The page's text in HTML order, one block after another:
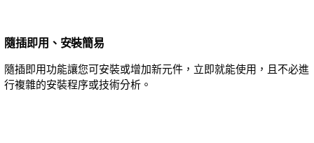
隨插即用、安裝簡易
隨插即用功能讓您可安裝或增加新元件，立即就能使用，且不必進
行複雜的安裝程序或技術分析。